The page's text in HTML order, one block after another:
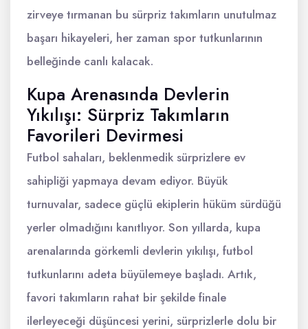
zirveye tırmanan bu sürpriz takımların unutulmaz
başarı hikayeleri, her zaman spor tutkunlarının
belleğinde canlı kalacak.
Kupa Arenasında Devlerin
Yıkılışı: Sürpriz Takımların
Favorileri Devirmesi
Futbol sahaları, beklenmedik sürprizlere ev
sahipliği yapmaya devam ediyor. Büyük
turnuvalar, sadece güçlü ekiplerin hüküm sürdüğü
yerler olmadığını kanıtlıyor. Son yıllarda, kupa
arenalarında görkemli devlerin yıkılışı, futbol
tutkunlarını adeta büyülemeye başladı. Artık,
favori takımların rahat bir şekilde finale
ilerleyeceği düşüncesi yerini, sürprizlerle dolu bir